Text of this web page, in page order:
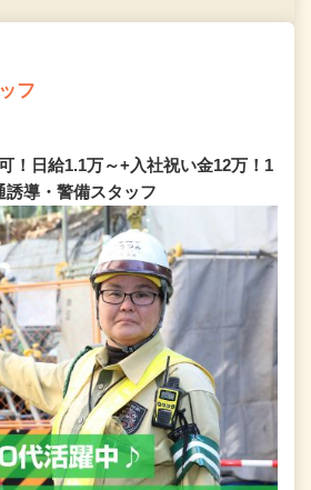
フ
！日給1.1万～+入社祝い金12万！1
誘導・警備スタッフ